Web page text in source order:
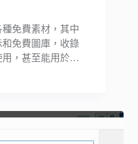
免費素材，其中
免費圖庫，收錄
用，甚至能用於…